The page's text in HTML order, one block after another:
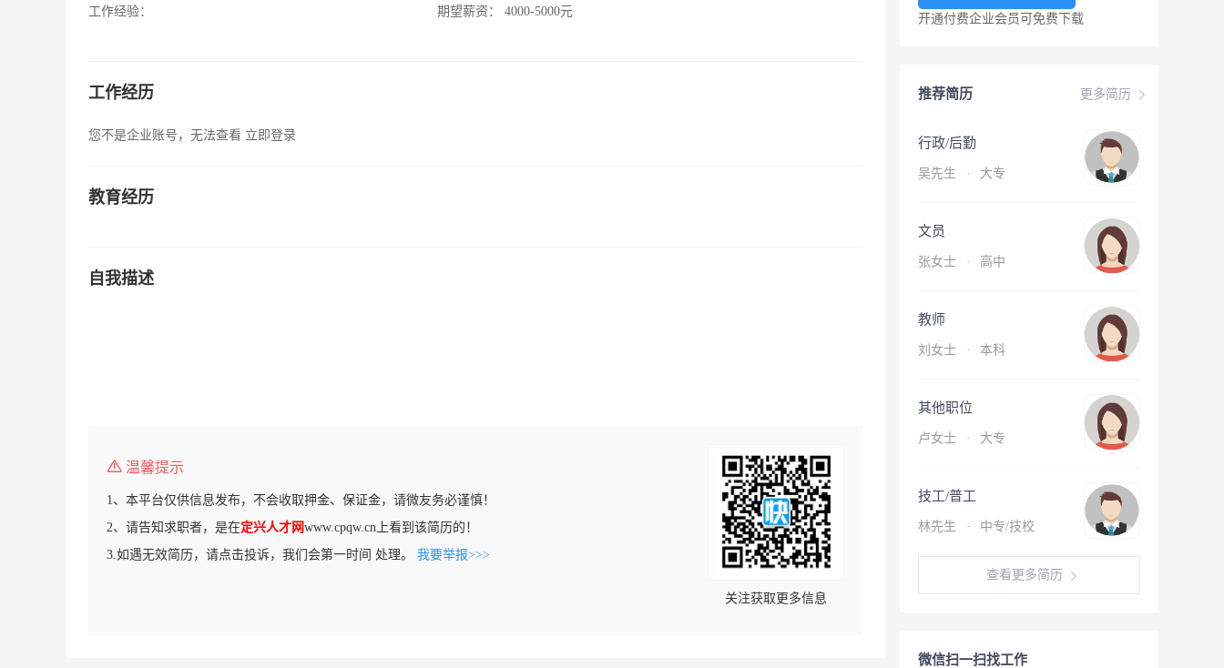
工作经验：
期望薪资：
4000-5000元
工作经历
您不是企业账号，无法查看 立即登录
教育经历
自我描述
温馨提示
1、本平台仅供信息发布，不会收取押金、保证金，请微友务必谨慎！
2、请告知求职者，是在定兴人才网www.cpqw.cn上看到该简历的！
3.如遇无效简历，请点击投诉，我们会第一时间 处理。 我要举报>>>
关注获取更多信息
开通付费企业会员可免费下载
更多简历
推荐简历
行政/后勤
吴先生 · 大专
文员
张女士 · 高中
教师
刘女士 · 本科
其他职位
卢女士 · 大专
技工/普工
林先生 · 中专/技校
查看更多简历
微信扫一扫找工作